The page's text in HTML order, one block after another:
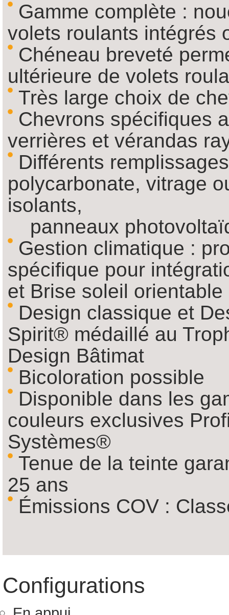
Gamme complète :
volets roulants intégrés
Chéneau breveté
ultérieure de volets
Très large choix de
Chevrons spécifiques
verrières et vérandas
Différents
polycarbonate, vitrage
isolants,
panneaux
Gestion climatique :
spécifique pour
et Brise soleil orientable
Design classique et
Spirit® médaillé au
Design Bâtimat
Bicoloration possible
Disponible dans les
couleurs exclusives
Systèmes®
Tenue de la teinte
25 ans
Émissions COV :
Configurations